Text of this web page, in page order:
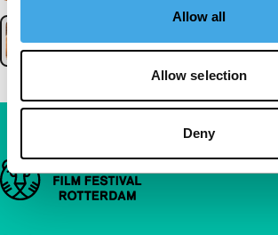
Allow all
Allow selection
Deny
Belangrijke links